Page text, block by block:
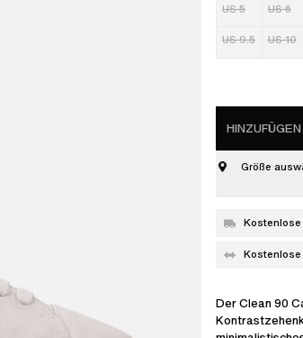
US 5 US 6
US 9.5 US 10
HINZUFÜGEN
Größe
Der Clean 90